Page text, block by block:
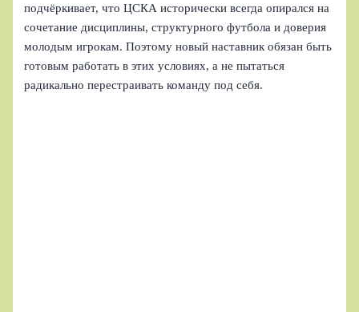
подчёркивает, что ЦСКА исторически всегда опирался на
сочетание дисциплины, структурного футбола и доверия
молодым игрокам. Поэтому новый наставник обязан быть
готовым работать в этих условиях, а не пытаться
радикально перестраивать команду под себя.